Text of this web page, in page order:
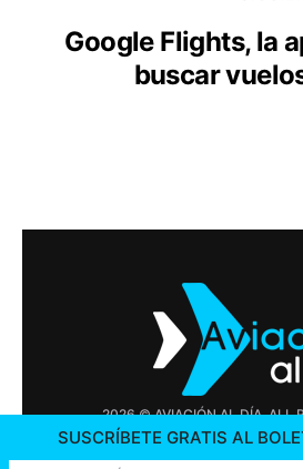
Google Flights, la
buscar
2026 © AVIACIÓN AL DÍA. ALL
SUSCRÍBETE GRATIS AL